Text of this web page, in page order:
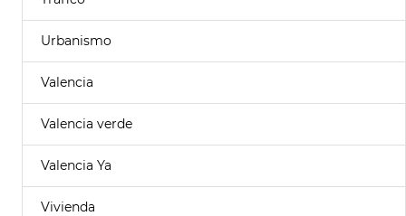
Urbanismo
Valencia
Valencia verde
Valencia Ya
Vivienda